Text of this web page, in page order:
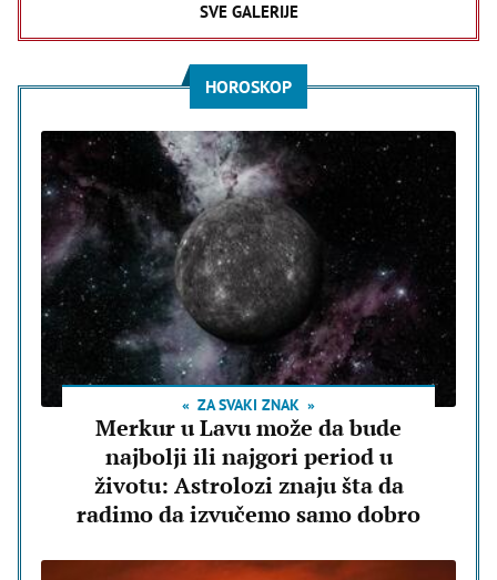
SVE GALERIJE
HOROSKOP
ZA SVAKI ZNAK
Merkur u Lavu može da bude
najbolji ili najgori period u
životu: Astrolozi znaju šta da
radimo da izvučemo samo dobro